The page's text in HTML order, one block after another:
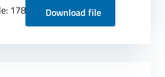
178.34 KBDownload file